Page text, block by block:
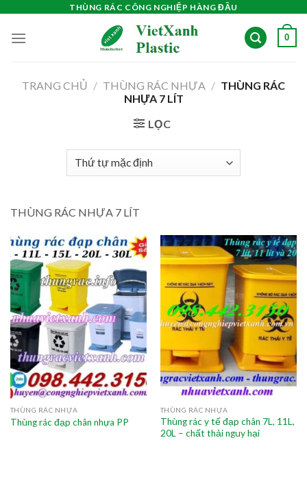
content
THÙNG RÁC CÔNG NGHIỆP HÀNG ĐẦU
0
TRANG CHỦ / THÙNG RÁC NHỰA / THÙNG RÁC
NHỰA 7 LÍT
LỌC
THÙNG RÁC NHỰA 7 LÍT
THÙNG RÁC NHỰA
Thùng rác đạp chân nhựa PP
THÙNG RÁC NHỰA
Thùng rác y tế đạp chân 7L, 11L,
20L – chất thải nguy hại